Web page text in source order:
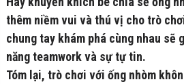
thêm niềm vui và thú vị cho trò
chung tay khám phá cùng nhau sẽ
năng teamwork và sự tự tin.
Tóm lại, trò chơi với ống nhòm